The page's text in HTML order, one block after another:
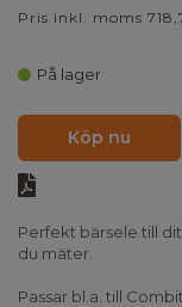
Pris inkl. moms
På lager
Köp nu
Perfekt bärsele till
du mäter.
Passar bl.a. till